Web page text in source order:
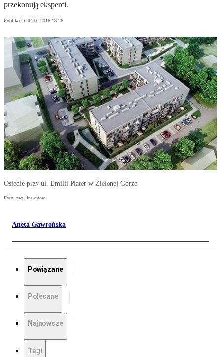
przekonują eksperci.
Publikacja: 04.02.2016 18:26
Osiedle przy ul. Emilii Plater w Zielonej Górze
Foto: mat. inwestora
Aneta Gawrońska
Powiązane
Polecane
Najnowsze
Tagi